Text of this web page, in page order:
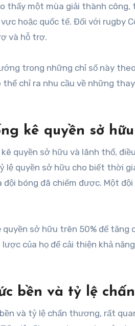
thấy một mùa giải thành công,
hoặc quốc tế. Đối với rugby
và hỗ trợ.
trong những chỉ số này
chỉ ra nhu cầu về những
kê quyền sở
quyền sở hữu và lãnh thổ,
lệ quyền sở hữu cho biết thời
bóng đã chiếm được. Một
sở hữu trên 50% để tăng
của họ để cải thiện khả
bền và tỷ lệ
và tỷ lệ chấn thương, rất